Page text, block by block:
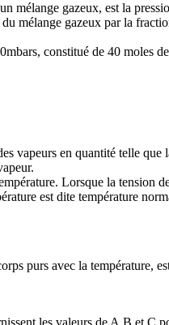
mélange gazeux, est la
mélange gazeux par la
constitué de 40 moles
vapeurs en quantité telle
Lorsque la tension
est dite température
purs avec la température,